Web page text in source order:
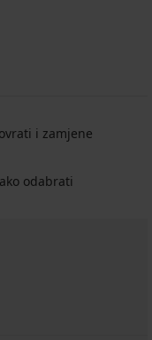
i zamjene
odabrati